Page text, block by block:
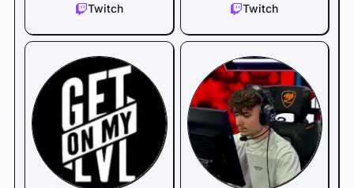
Twitch Twitch